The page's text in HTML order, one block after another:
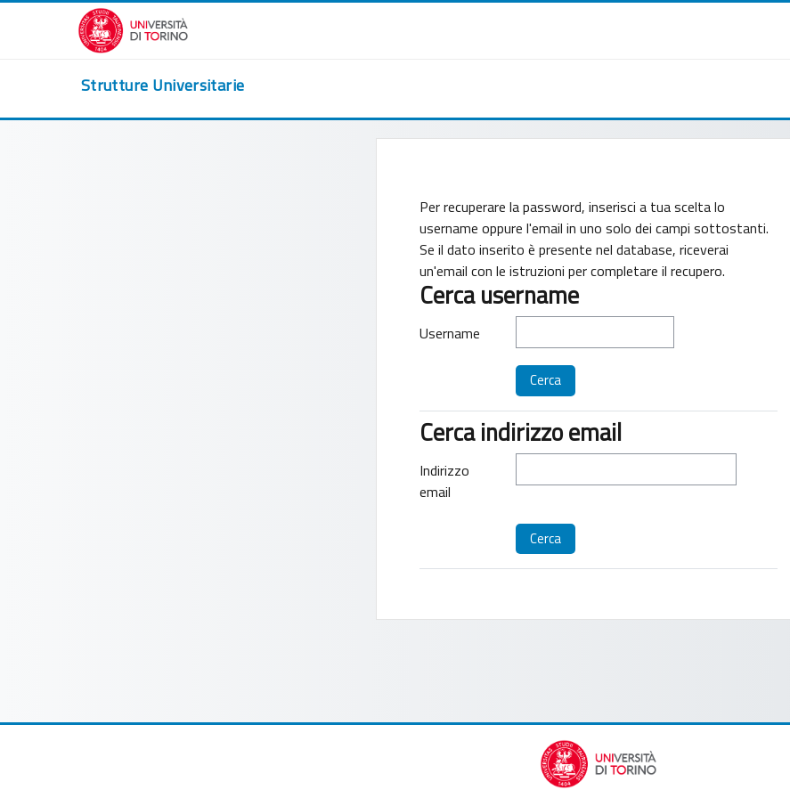
Vai al contenuto principale
Strutture Universitarie
Per recuperare la password, inserisci a tua scelta lo
username oppure l'email in uno solo dei campi sottostanti.
Se il dato inserito è presente nel database, riceverai
un'email con le istruzioni per completare il recupero.
Cerca username
Cerca username
Username
Cerca indirizzo email
Cerca indirizzo email
Indirizzo
email